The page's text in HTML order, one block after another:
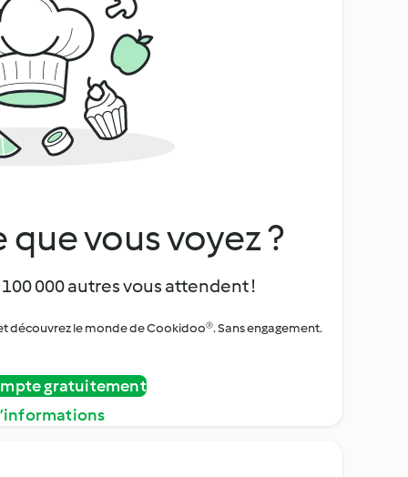
vous voyez ?
000 autres vous attendent !
découvrez le monde de Cookidoo®. Sans engagement.
gratuitement